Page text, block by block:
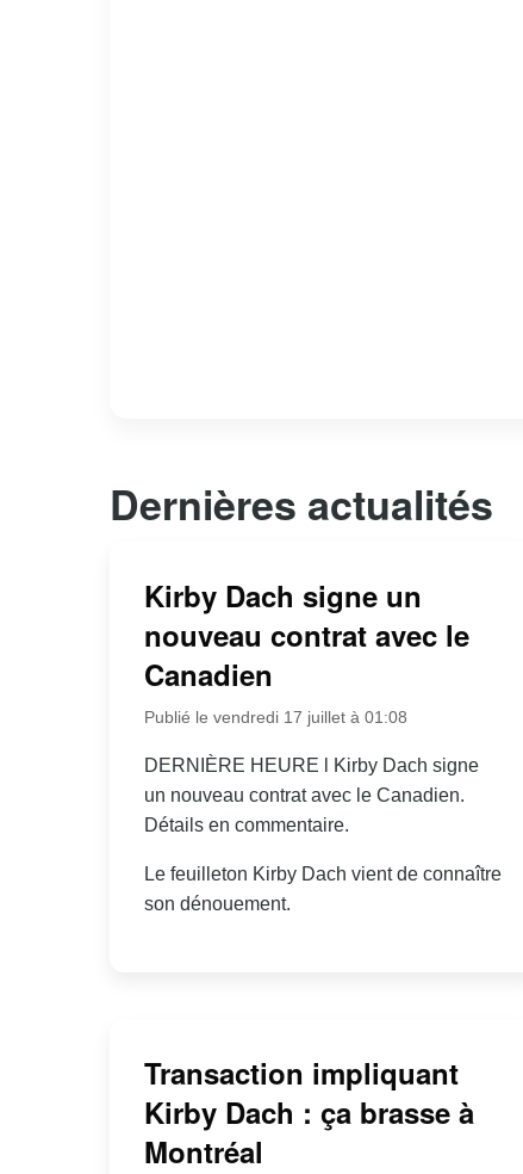
Dernières actualités
Kirby Dach signe un
nouveau contrat avec le
Canadien
Publié le vendredi 17 juillet à 01:08
DERNIÈRE HEURE l Kirby Dach signe
un nouveau contrat avec le Canadien.
Détails en commentaire.
Le feuilleton Kirby Dach vient de connaître
son dénouement.
Transaction impliquant
Kirby Dach : ça brasse à
Montréal